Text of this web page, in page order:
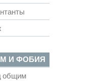
И ФОБИЯ
общим